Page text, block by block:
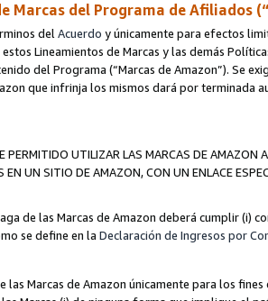
Marcas del Programa de Afiliados
del Acuerdo y únicamente para efectos
Lineamientos de Marcas y las demás
del Programa (“Marcas de Amazon”). Se
que infrinja los mismos dará por terminada
PERMITIDO UTILIZAR LAS MARCAS DE
EN UN SITIO DE AMAZON, CON UN ENLACE
de las Marcas de Amazon deberá cumplir (i)
se define en la Declaración de Ingresos por
las Marcas de Amazon únicamente para los